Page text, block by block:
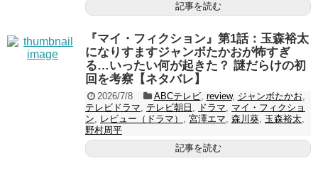
記事を読む
『マイ・フィクション』第1話：玉森裕太
になりすますジャンボたかおが怖すぎ
る…いったい何が起きた？ 謎だらけの初
回を考察【ネタバレ】
2026/7/8 ABCテレビ, review, ジャンボたかお,
テレビドラマ, テレビ朝日 , ドラマ, マイ・フィクショ
ン, レビュー（ドラマ） , 宮澤エマ, 森川葵, 玉森裕太,
野村周平
記事を読む